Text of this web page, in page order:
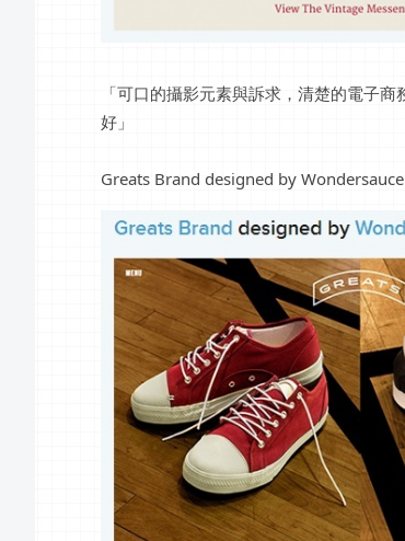
「可口的攝影元素與訴求，清楚的電子
好」
Greats Brand designed by Wondersauce